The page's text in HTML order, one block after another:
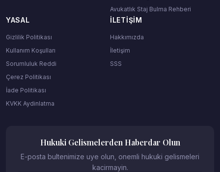
Avukatlık Staj Bulma Rehberi
YASAL
Gizlilik Politikası
Kullanım Koşulları
Sorumluluk Reddi
Çerez Politikası
İade Politikası
KVKK Aydinlatma
İLETIŞIM
Hakkımızda
İletişim
SSS
Hukuki Gelismelerden Haberdar Olun
E-posta bultenimize uye olun, onemli hukuki gelismeleri
kacirmayin.